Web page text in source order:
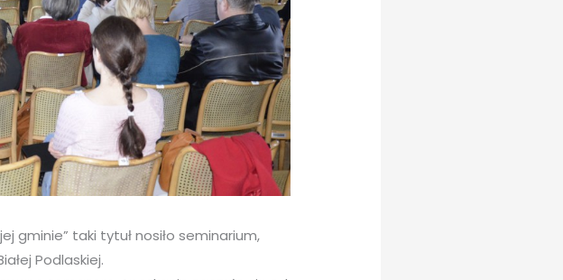
gminie” taki tytuł nosiło seminarium,
Podlaskiej.